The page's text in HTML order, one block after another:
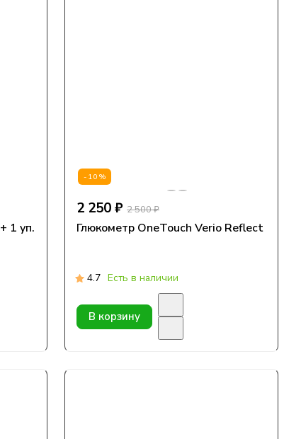
1 уп.
-10%
2 250 ₽ 2 500 ₽
Глюкометр OneTouch Verio Reflect
4.7 Есть в наличии
В корзину